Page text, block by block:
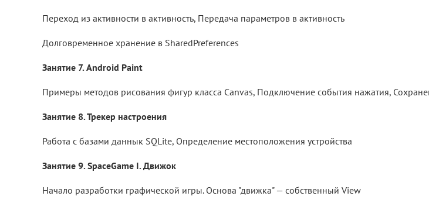
Переход из активности в активность, Передача параметров в активность
Долговременное хранение в SharedPreferences
Занятие 7. Android Paint
Примеры методов рисования фигур класса Canvas, Подключение события нажатия,
Занятие 8. Трекер настроения
Работа с базами даннык SQLite, Определение местоположения устройства
Занятие 9. SpaceGame I. Движок
Начало разработки графической игры. Основа "движка" — собственный View